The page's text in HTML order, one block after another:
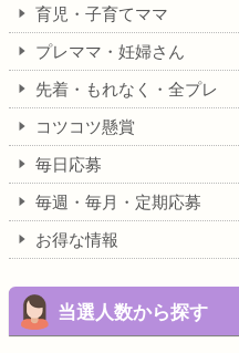
育児・子育てママ
プレママ・妊婦さん
先着・もれなく・全プレ
コツコツ懸賞
毎日応募
毎週・毎月・定期応募
お得な情報
当選人数から探す